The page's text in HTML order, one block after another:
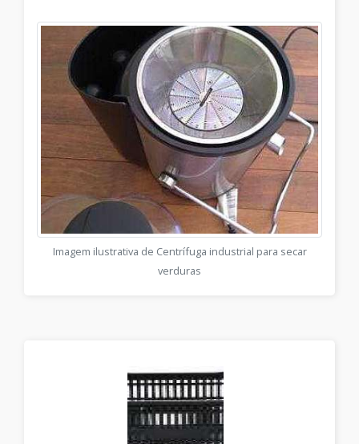
Imagem ilustrativa de Centrífuga industrial para secar
verduras